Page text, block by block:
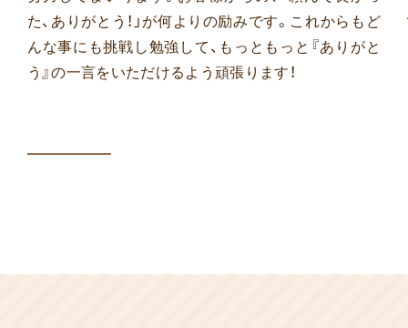
た、ありがとう！」が何よりの励みです。これからもど
んな事にも挑戦し勉強して、もっともっと『ありがと
う』の一言をいただけるよう頑張ります！